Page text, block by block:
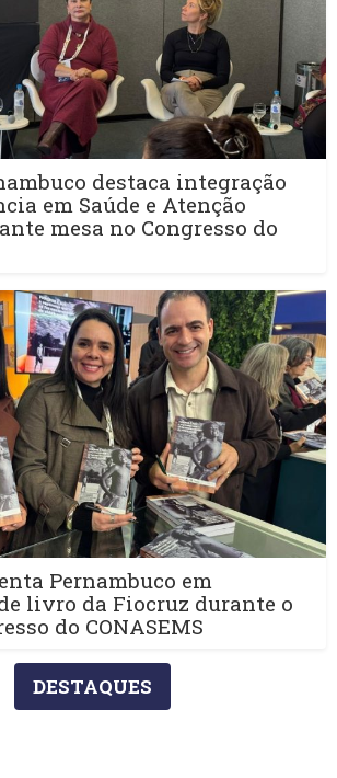
destaca integração
em Saúde e Atenção
mesa no Congresso do
Pernambuco em
livro da Fiocruz durante o
do CONASEMS
DESTAQUES